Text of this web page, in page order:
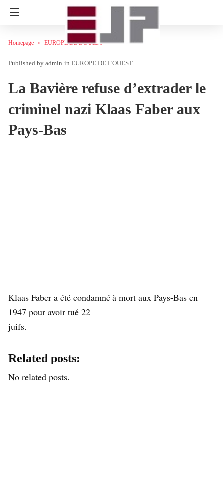
Homepage EUROPE DE L'OUEST
admin in EUROPE DE L'OUEST
La Bavière refuse d’extrader le
criminel nazi Klaas Faber aux
Pays-Bas
Klaas Faber a été condamné à mort aux Pays-Bas en
1947 pour avoir tué 22
juifs.
Related posts:
No related posts.